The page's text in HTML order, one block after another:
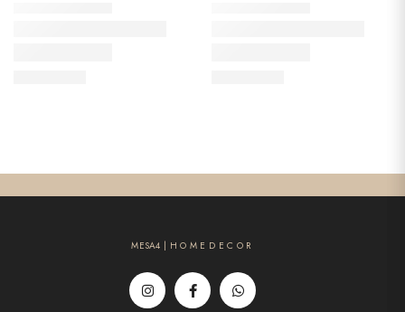
MESA4 | H O M E D E C O R